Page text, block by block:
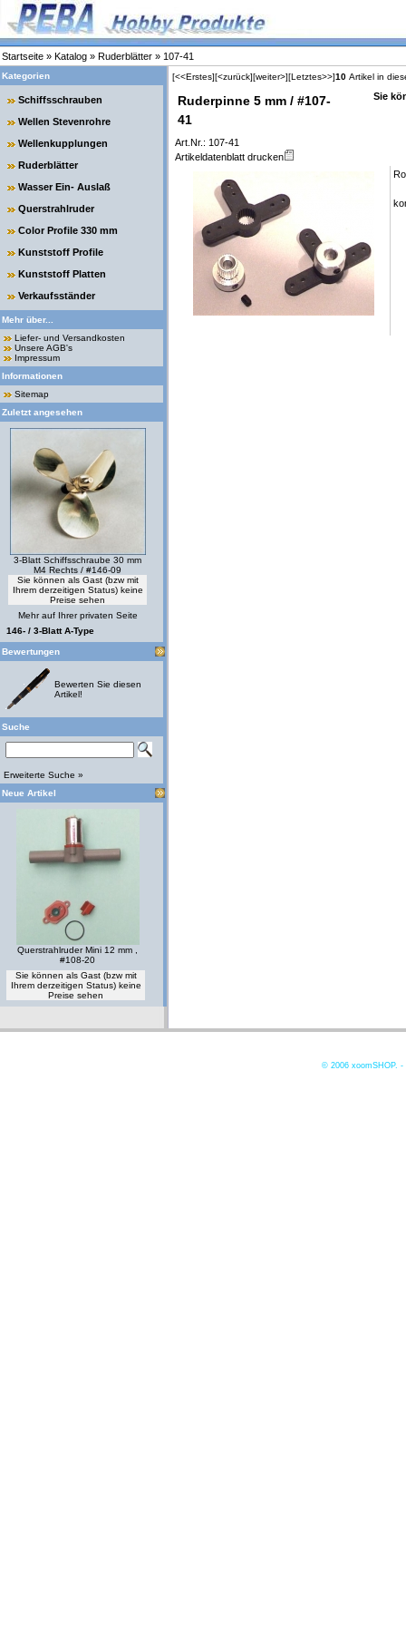
Startseite » Katalog » Ruderblätter » 107-41
Kategorien
Schiffsschrauben
Wellen Stevenrohre
Wellenkupplungen
Ruderblätter
Wasser Ein- Auslaß
Querstrahlruder
Color Profile 330 mm
Kunststoff Profile
Kunststoff Platten
Verkaufsständer
Mehr über...
Liefer- und Versandkosten
Unsere AGB's
Impressum
Informationen
Sitemap
Zuletzt angesehen
3-Blatt Schiffsschraube 30 mm
M4 Rechts / #146-09
Sie können als Gast (bzw mit
Ihrem derzeitigen Status) keine
Preise sehen
Mehr auf Ihrer privaten Seite
146- / 3-Blatt A-Type
Bewertungen
Bewerten Sie diesen
Artikel!
Suche
Erweiterte Suche »
Neue Artikel
Querstrahlruder Mini 12 mm ,
#108-20
Sie können als Gast (bzw mit
Ihrem derzeitigen Status) keine
Preise sehen
[<<Erstes][<zurück][weiter>][Letztes>>]10 Artikel in
Ruderpinne 5 mm / #107-
41
Sie
Art.Nr.: 107-41
Artikeldatenblatt drucken
© 2006 xoomSHOP. -